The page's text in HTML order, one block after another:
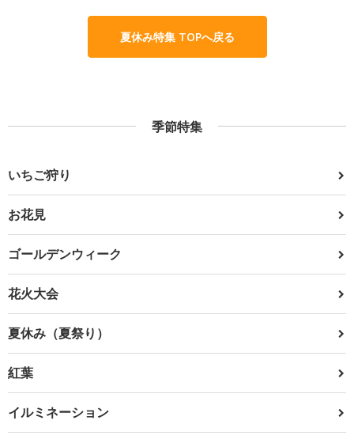
夏休み特集 TOPへ戻る
季節特集
いちご狩り
お花見
ゴールデンウィーク
花火大会
夏休み（夏祭り）
紅葉
イルミネーション